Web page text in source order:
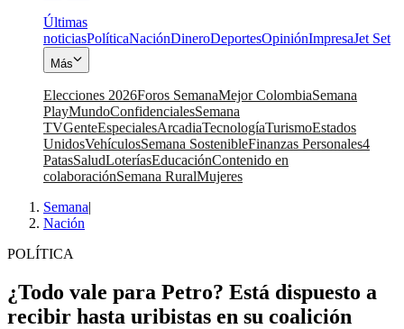
Últimas
noticiasPolíticaNaciónDineroDeportesOpiniónImpresaJet Set
Más
Elecciones 2026Foros SemanaMejor ColombiaSemana
PlayMundoConfidencialesSemana
TVGenteEspecialesArcadiaTecnologíaTurismoEstados
UnidosVehículosSemana SostenibleFinanzas Personales4
PatasSaludLoteríasEducaciónContenido en
colaboraciónSemana RuralMujeres
Semana|
Nación
POLÍTICA
¿Todo vale para Petro? Está dispuesto a
recibir hasta uribistas en su coalición